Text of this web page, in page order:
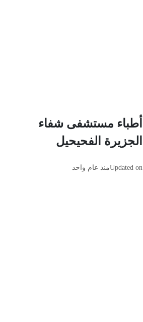
أطباء مستشفى شفاء
الجزيرة الفحيحيل
Updated onمنذ عام واحد